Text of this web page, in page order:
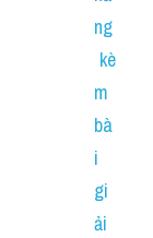
ng
kè
m
bà
i
gi
ải